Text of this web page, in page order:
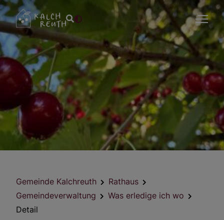
Gemeinde Kalchreuth
Rathaus
Gemeindeverwaltung
Was erledige ich wo
Detail